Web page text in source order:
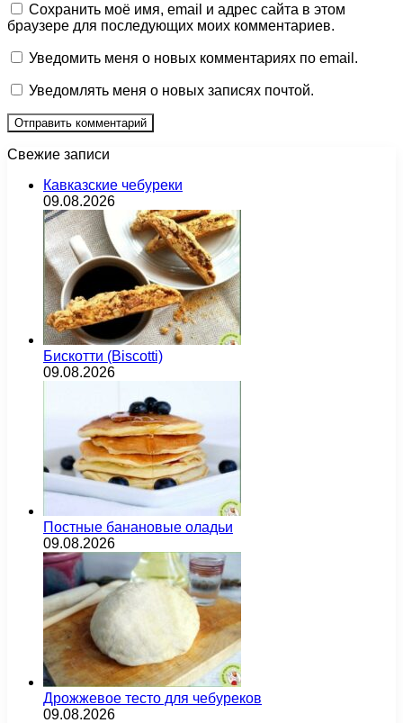
Сохранить моё имя, email и адрес сайта в этом
браузере для последующих моих комментариев.
Уведомить меня о новых комментариях по email.
Уведомлять меня о новых записях почтой.
Свежие записи
Кавказские чебуреки
09.08.2026
Бискотти (Biscotti)
09.08.2026
Постные банановые оладьи
09.08.2026
Дрожжевое тесто для чебуреков
09.08.2026